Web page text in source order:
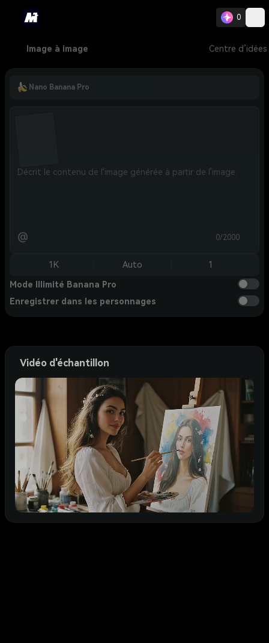
0
Image à image Centre d’idées
Nano Banana Pro
@ 0/2000
1K Auto 1
Mode Illimité Banana Pro
Enregistrer dans les personnages
Vidéo d'échantillon